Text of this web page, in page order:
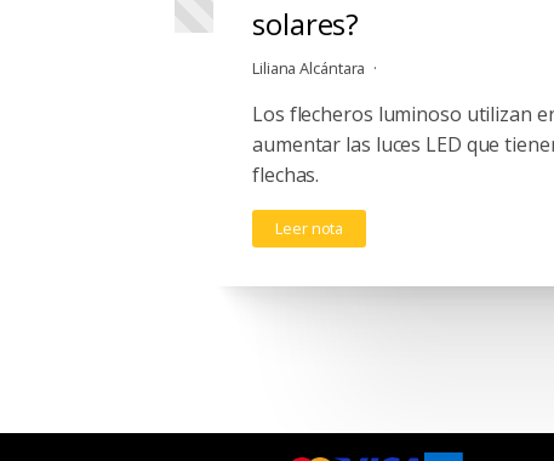
solares?
Liliana Alcántara
Los flecheros luminoso utilizan
aumentar las luces LED que
flechas.
Leer nota